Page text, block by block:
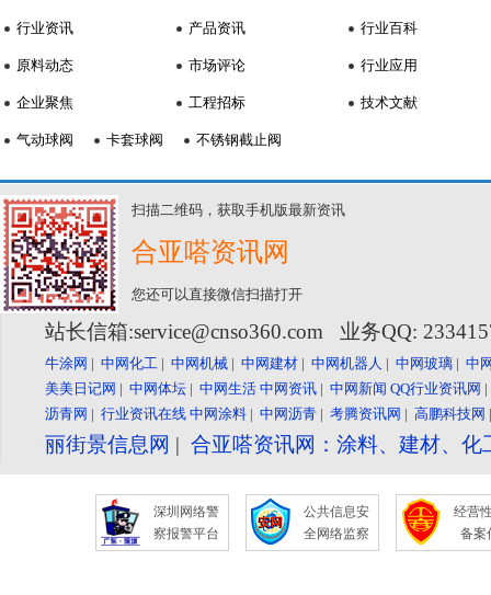
行业资讯
原料动态
企业聚焦
产品资讯
市场评论
工程招标
行业百科
行业应用
技术文献
气动球阀 卡套球阀 不锈钢截止阀
扫描二维码，获取手机版最新资讯
合亚嗒资讯网
您还可以直接微信扫描打开
站长信箱:service@cnso360.com 业务QQ:
牛涂网 | 中网化工 | 中网机械 | 中网建材 | 中网机器人 | 中网玻璃 | 中
美美日记网 | 中网体坛 | 中网生活 中网资讯 | 中网新闻 QQ行业资讯网
沥青网 | 行业资讯在线 中网涂料 | 中网沥青 | 考腾资讯网 | 高鹏科技网
丽街景信息网 | 合亚嗒资讯网：涂料、建材、
深圳网络警
察报警平台
公共信息安
全网络监察
经营
备案